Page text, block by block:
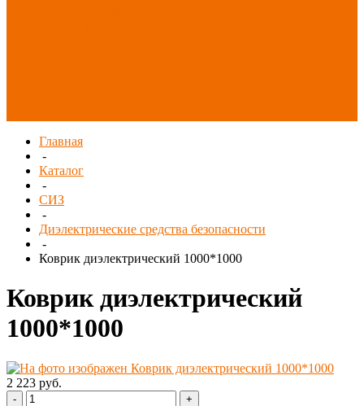
Главная
-
Каталог
-
СИЗ
-
Диэлектрические средства безопасности
-
Коврик диэлектрический 1000*1000
Коврик диэлектрический
1000*1000
2 223 руб.
- +